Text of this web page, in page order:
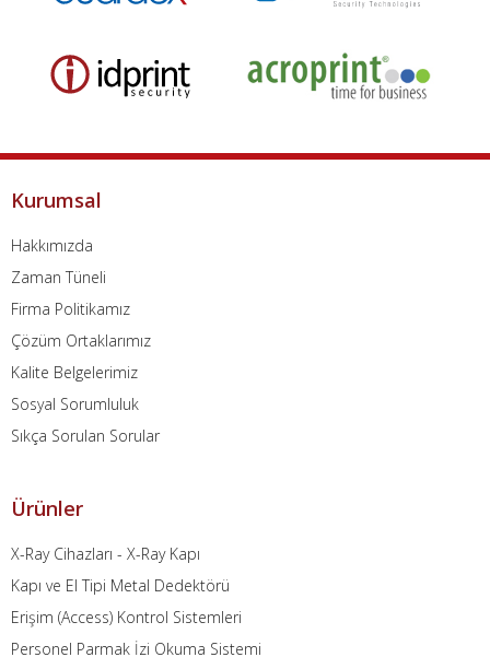
Kurumsal
Hakkımızda
Zaman Tüneli
Firma Politikamız
Çözüm Ortaklarımız
Kalite Belgelerimiz
Sosyal Sorumluluk
Sıkça Sorulan Sorular
Ürünler
X-Ray Cihazları - X-Ray Kapı
Kapı ve El Tipi Metal Dedektörü
Erişim (Access) Kontrol Sistemleri
Personel Parmak İzi Okuma Sistemi